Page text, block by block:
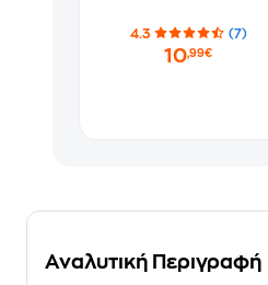
4.3 (7)
10,99€
Αναλυτική Περιγραφή